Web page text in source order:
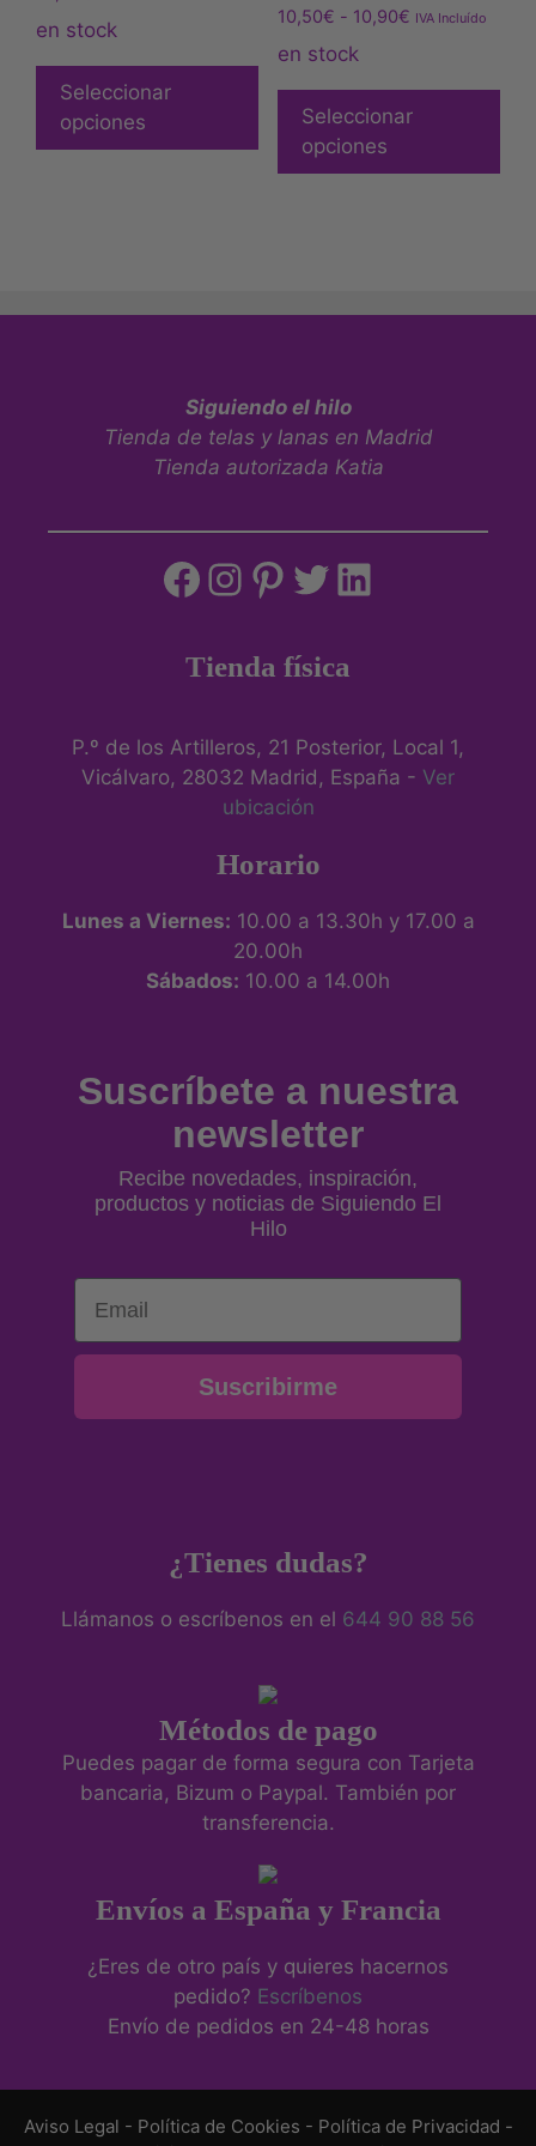
en stock
Seleccionar
opciones
10,50€ - 10,90€ IVA Incluído
en stock
Seleccionar
opciones
Siguiendo el hilo
Tienda de telas y lanas en Madrid
Tienda autorizada Katia
Tienda física
P.º de los Artilleros, 21 Posterior, Local 1,
Vicálvaro, 28032 Madrid, España - Ver
ubicación
Horario
Lunes a Viernes: 10.00 a 13.30h y 17.00 a
20.00h
Sábados: 10.00 a 14.00h
Suscríbete a nuestra
newsletter
Recibe novedades, inspiración,
productos y noticias de Siguiendo El
Hilo
Email
Suscribirme
¿Tienes dudas?
Llámanos o escríbenos en el 644 90 88 56
Métodos de pago
Puedes pagar de forma segura con Tarjeta
bancaria, Bizum o Paypal. También por
transferencia.
Envíos a España y Francia
¿Eres de otro país y quieres hacernos
pedido? Escríbenos
Envío de pedidos en 24-48 horas
Aviso Legal - Política de Cookies - Política de Privacidad -